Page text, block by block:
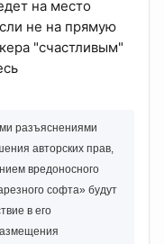
на место
не на прямую
"счастливым"
разъяснениями
авторских прав,
вредоносного
софта» будут
в его